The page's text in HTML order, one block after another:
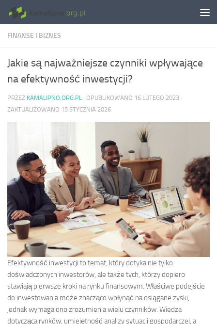
Skip to content
FINANSE I BIZNES
Jakie są najważniejsze czynniki wpływające
na efektywność inwestycji?
PRZEZ KAMALIPNO.ORG.PL · OPUBLIKOWANO 16 LUTEGO 2023 ·
ZAKTUALIZOWANO 15 STYCZNIA 2026
Efektywność inwestycji to temat, który dotyka nie tylko
doświadczonych inwestorów, ale także tych, którzy dopiero
stawiają pierwsze kroki na rynku finansowym. Właściwe podejście
do inwestowania może znacząco wpłynąć na osiągane zyski,
jednak wymaga ono zrozumienia wielu czynników. Wiedza
dotycząca rynków, umiejętność analizy sytuacji gospodarczej, a